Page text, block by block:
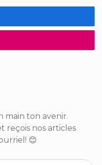
main ton avenir.
reçois nos articles
😊